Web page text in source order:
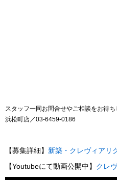
スタッフ一同お問合せやご相談をお待
浜松町店／03-6459-0186
【募集詳細】 新築・クレヴィアリ
【Youtubeにて動画公開中】 クレ